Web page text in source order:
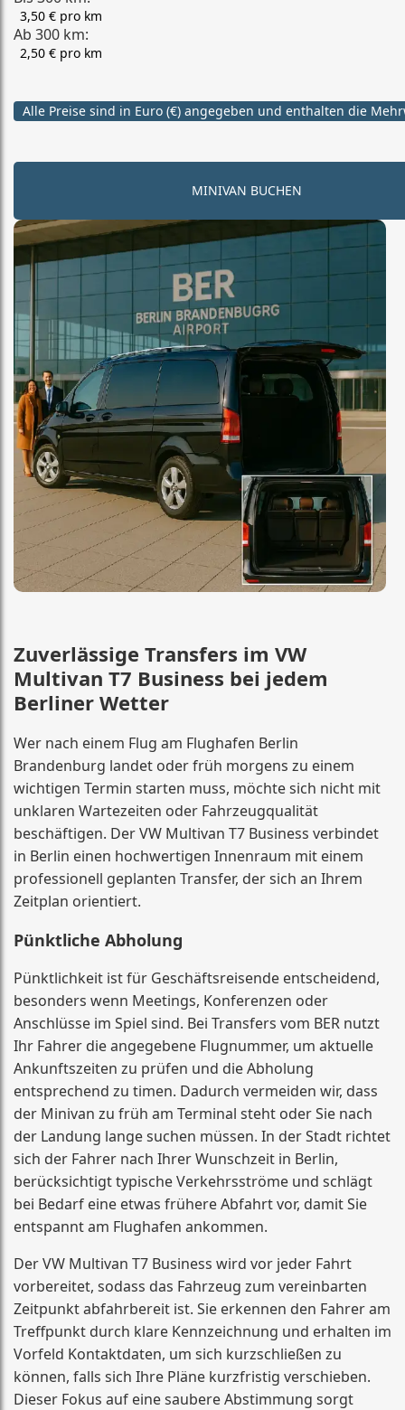
3,50 € pro km
Ab 300 km:
2,50 € pro km
Alle Preise sind in Euro (€) angegeben und enthalten die
MINIVAN BUCHEN
Zuverlässige Transfers im VW
Multivan T7 Business bei jedem
Berliner Wetter
Wer nach einem Flug am Flughafen Berlin
Brandenburg landet oder früh morgens zu einem
wichtigen Termin starten muss, möchte sich nicht mit
unklaren Wartezeiten oder Fahrzeugqualität
beschäftigen. Der VW Multivan T7 Business verbindet
in Berlin einen hochwertigen Innenraum mit einem
professionell geplanten Transfer, der sich an Ihrem
Zeitplan orientiert.
Pünktliche Abholung
Pünktlichkeit ist für Geschäftsreisende entscheidend,
besonders wenn Meetings, Konferenzen oder
Anschlüsse im Spiel sind. Bei Transfers vom BER nutzt
Ihr Fahrer die angegebene Flugnummer, um aktuelle
Ankunftszeiten zu prüfen und die Abholung
entsprechend zu timen. Dadurch vermeiden wir, dass
der Minivan zu früh am Terminal steht oder Sie nach
der Landung lange suchen müssen. In der Stadt richtet
sich der Fahrer nach Ihrer Wunschzeit in Berlin,
berücksichtigt typische Verkehrsströme und schlägt
bei Bedarf eine etwas frühere Abfahrt vor, damit Sie
entspannt am Flughafen ankommen.
Der VW Multivan T7 Business wird vor jeder Fahrt
vorbereitet, sodass das Fahrzeug zum vereinbarten
Zeitpunkt abfahrbereit ist. Sie erkennen den Fahrer am
Treffpunkt durch klare Kennzeichnung und erhalten im
Vorfeld Kontaktdaten, um sich kurzschließen zu
können, falls sich Ihre Pläne kurzfristig verschieben.
Dieser Fokus auf eine saubere Abstimmung sorgt